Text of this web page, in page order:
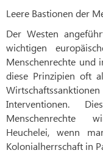
Leere Bastionen der
Der Westen
wichtigen
Menschenrechte und
diese Prinzipien oft
Interventionen.
Menschenrechte
Heuchelei, wenn
Kolonialherrschaft in